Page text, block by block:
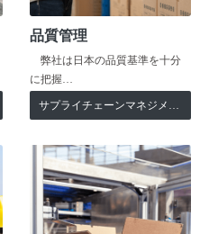
品質管理
弊社は日本の品質基準を十分
に把握…
サプライチェーンマネジメント